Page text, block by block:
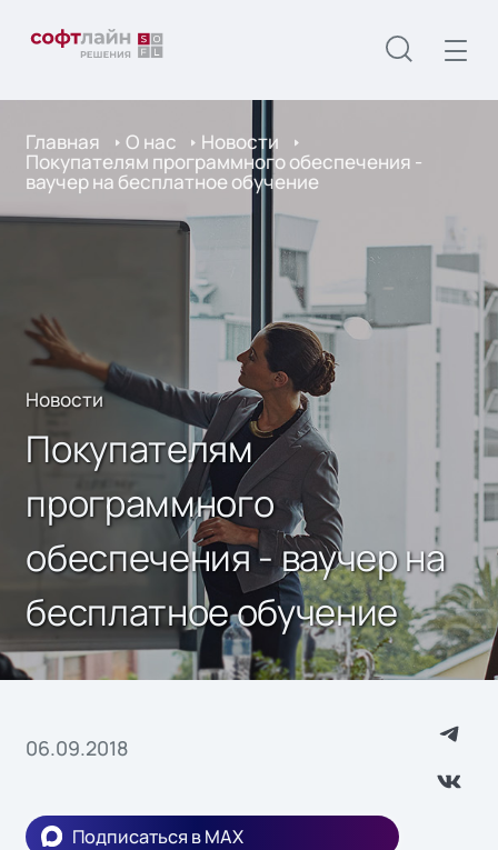
Главная О нас Новости
Покупателям программного обеспечения -
ваучер на бесплатное обучение
Новости
Покупателям
программного
обеспечения - ваучер на
бесплатное обучение
06.09.2018
Подписаться в MAX